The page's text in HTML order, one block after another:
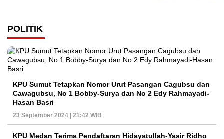
POLITIK
KPU Sumut Tetapkan Nomor Urut Pasangan Cagubsu dan
Cawagubsu, No 1 Bobby-Surya dan No 2 Edy Rahmayadi-
Hasan Basri
23 September 2024 | 21:42 WIB
KPU Medan Terima Pendaftaran Hidayatullah-Yasir Ridho